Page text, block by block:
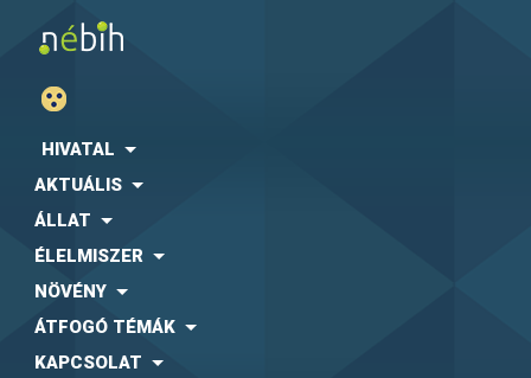
HIVATAL
AKTUÁLIS
ÁLLAT
ÉLELMISZER
NÖVÉNY
ÁTFOGÓ TÉMÁK
KAPCSOLAT